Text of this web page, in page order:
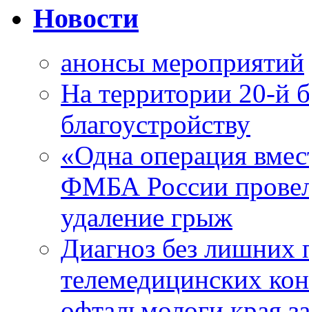
Новости
анонсы мероприятий
На территории 20-й
благоустройству
«Одна операция
ФМБА России
удаление грыж
Диагноз без лишних
телемедицинских